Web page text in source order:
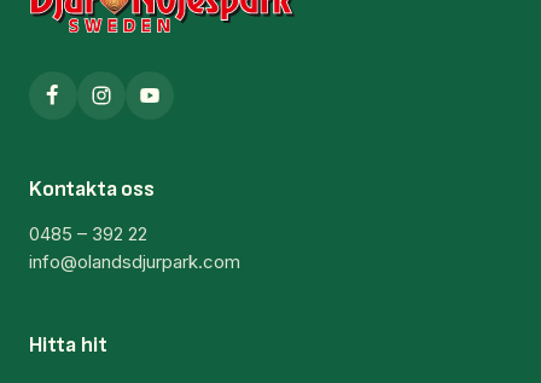
Kontakta oss
0485 – 392 22
info@olandsdjurpark.com
Hitta hit